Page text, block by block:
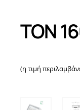
TON
(η τιμή